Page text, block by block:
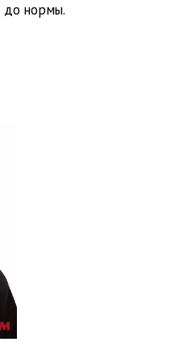
до нормы.